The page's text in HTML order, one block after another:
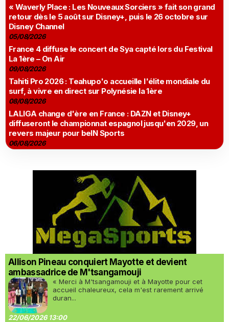
« Waverly Place : Les Nouveaux Sorciers » fait son grand
retour dès le 5 août sur Disney+, puis le 26 octobre sur
Disney Channel
05/08/2026
France 4 diffuse le concert de Sya capté lors du Festival
La 1ère – On Air
09/08/2026
Tahiti Pro 2026 : Teahupo'o accueille l'élite mondiale du
surf, à vivre en direct sur Polynésie la 1ère
08/08/2026
LALIGA change d'ère en France : DAZN et Disney+
diffuseront le championnat espagnol jusqu'en 2029, un
revers majeur pour beIN Sports
06/08/2026
Allison Pineau conquiert Mayotte et devient
ambassadrice de M'tsangamouji
« Merci à M'tsangamouji et à Mayotte pour cet
accueil chaleureux, cela m'est rarement arrivé
duran...
22/06/2026 13:00